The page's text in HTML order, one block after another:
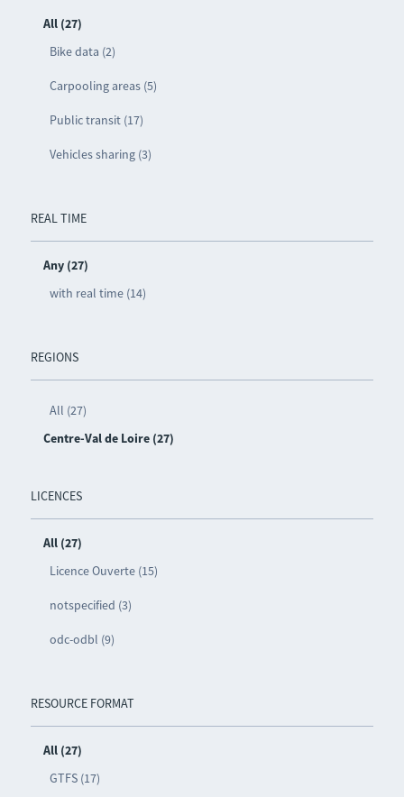
All (27)
Bike data (2)
Carpooling areas (5)
Public transit (17)
Vehicles sharing (3)
REAL TIME
Any (27)
with real time (14)
REGIONS
All (27)
Centre-Val de Loire (27)
LICENCES
All (27)
Licence Ouverte (15)
notspecified (3)
odc-odbl (9)
RESOURCE FORMAT
All (27)
GTFS (17)